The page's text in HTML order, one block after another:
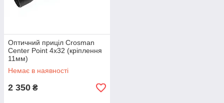
Оптичний приціл Crosman
Center Point 4x32 (кріплення
11мм)
Немає в наявності
2 350 ₴